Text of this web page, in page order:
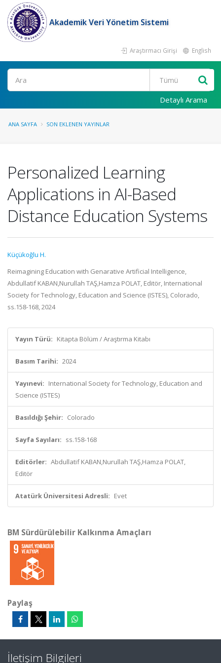
Akademik Veri Yönetim Sistemi
Araştırmacı Girişi English
Ara
Detaylı Arama
ANA SAYFA SON EKLENEN YAYINLAR
Personalized Learning
Applications in AI-Based
Distance Education Systems
Küçükoğlu H.
Reimagining Education with Genarative Artificial Intelligence,
Abdullatif KABAN,Nurullah TAŞ,Hamza POLAT, Editör, International
Society for Technology, Education and Science (ISTES), Colorado,
ss.158-168, 2024
Yayın Türü: Kitapta Bölüm / Araştırma Kitabı
Basım Tarihi: 2024
Yayınevi: International Society for Technology, Education and
Science (ISTES)
Basıldığı Şehir: Colorado
Sayfa Sayıları: ss.158-168
Editörler: Abdullatif KABAN,Nurullah TAŞ,Hamza POLAT,
Editör
Atatürk Üniversitesi Adresli: Evet
BM Sürdürülebilir Kalkınma Amaçları
Paylaş
İletişim Bilgileri